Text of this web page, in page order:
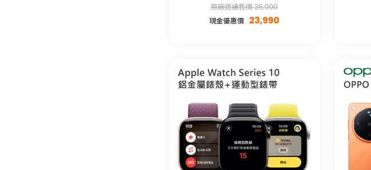
原廠建議售價 26,900
現金優惠價 23,990